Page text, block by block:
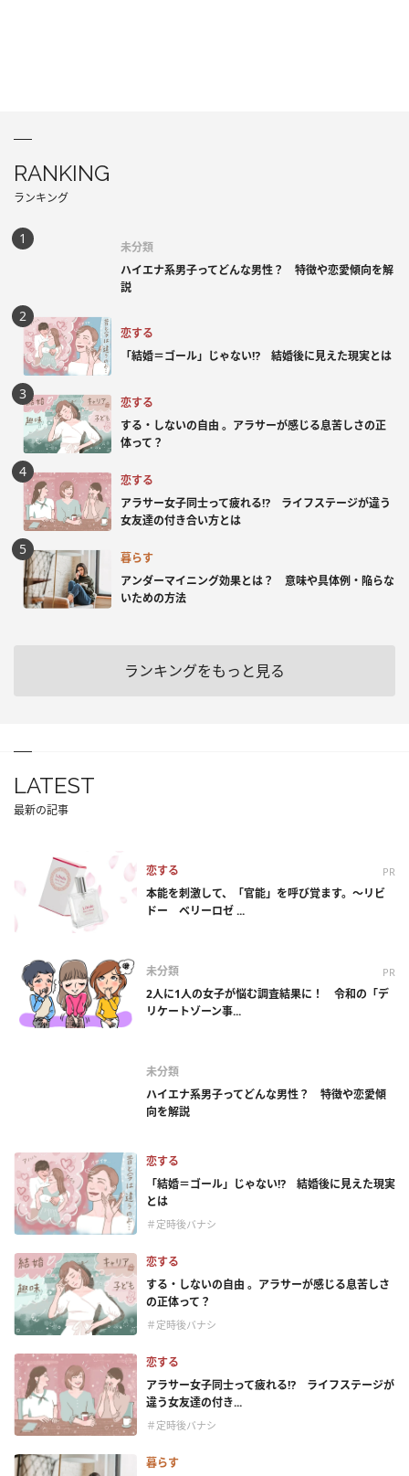
RANKING
ランキング
未分類
ハイエナ系男子ってどんな男性？ 特徴や恋愛傾向を解
説
恋する
「結婚＝ゴール」じゃない⁉ 結婚後に見えた現実とは
恋する
する・しないの自由 。アラサーが感じる息苦しさの正
体って？
恋する
アラサー女子同士って疲れる⁉ ライフステージが違う
女友達の付き合い方とは
暮らす
アンダーマイニング効果とは？ 意味や具体例・陥らな
いための方法
ランキングをもっと見る
LATEST
最新の記事
恋する PR
本能を刺激して、「官能」を呼び覚ます。～リビ
ドー ベリーロゼ ...
未分類 PR
2人に1人の女子が悩む調査結果に！ 令和の「デ
リケートゾーン事...
未分類
ハイエナ系男子ってどんな男性？ 特徴や恋愛傾
向を解説
恋する
「結婚＝ゴール」じゃない⁉ 結婚後に見えた現実
とは
＃定時後バナシ
恋する
する・しないの自由 。アラサーが感じる息苦しさ
の正体って？
＃定時後バナシ
恋する
アラサー女子同士って疲れる⁉ ライフステージが
違う女友達の付き...
＃定時後バナシ
暮らす